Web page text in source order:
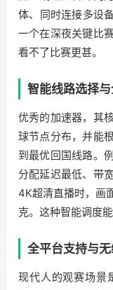
体、同时连接多设
一个在深夜关键比
看不了比赛更甚。
智能线路选择
优秀的加速器，其
球节点分布，并能
到最优回国线路。
分配延迟最低、带
4K超清直播时，画
克。这种智能调度
全平台支持与
现代人的观赛场景